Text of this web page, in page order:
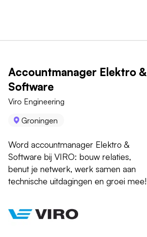
Accountmanager Elektro &
Software
Viro Engineering
Groningen
Word accountmanager Elektro &
Software bij VIRO: bouw relaties,
benut je netwerk, werk samen aan
technische uitdagingen en groei mee!